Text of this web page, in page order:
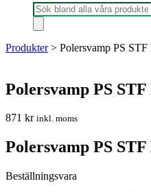
Produktsökning
Produkter> Polersvamp PS
Polersvamp PS
871 kr inkl. moms
Polersvamp PS
Beställningsvara